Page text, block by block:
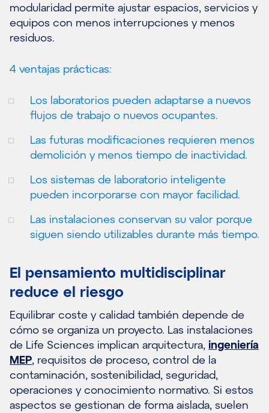
modularidad permite ajustar espacios, servicios y
equipos con menos interrupciones y menos
residuos.
4 ventajas prácticas:
Los laboratorios pueden adaptarse a nuevos
flujos de trabajo o nuevos ocupantes.
Las futuras modificaciones requieren menos
demolición y menos tiempo de inactividad.
Los sistemas de laboratorio inteligente
pueden incorporarse con mayor facilidad.
Las instalaciones conservan su valor porque
siguen siendo utilizables durante más tiempo.
El pensamiento multidisciplinar
reduce el riesgo
Equilibrar coste y calidad también depende de
cómo se organiza un proyecto. Las instalaciones
de Life Sciences implican arquitectura, ingeniería
MEP, requisitos de proceso, control de la
contaminación, sostenibilidad, seguridad,
operaciones y conocimiento normativo. Si estos
aspectos se gestionan de forma aislada, suelen